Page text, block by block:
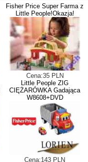
Fisher Price Super Farma z
Little People!Okazja!
Cena:35 PLN
Little People ZIG
CIĘŻARÓWKA Gadająca
W8608+DVD
Cena:143 PLN